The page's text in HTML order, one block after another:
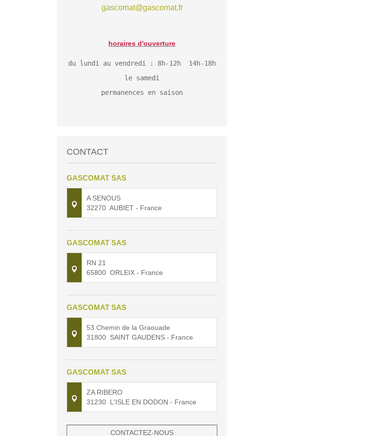
gascomat@gascomat.fr
horaires d'ouverture
du lundi au vendredi : 8h-12h 14h-18h
le samedi
permanences en saison
CONTACT
GASCOMAT SAS
A SENOUS
32270 AUBIET - France
GASCOMAT SAS
RN 21
65800 ORLEIX - France
GASCOMAT SAS
53 Chemin de la Graouade
31800 SAINT GAUDENS - France
GASCOMAT SAS
ZA RIBERO
31230 L'ISLE EN DODON - France
CONTACTEZ-NOUS